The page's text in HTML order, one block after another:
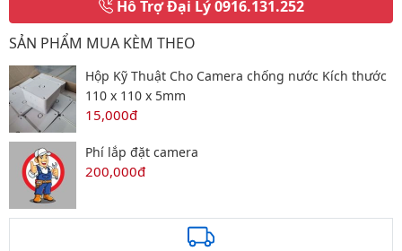
Hỗ Trợ Đại Lý0916.131.252
SẢN PHẨM MUA KÈM THEO
Hộp Kỹ Thuật Cho Camera chống nước Kích thước
110 x 110 x 5mm
15,000đ
Phí lắp đặt camera
200,000đ